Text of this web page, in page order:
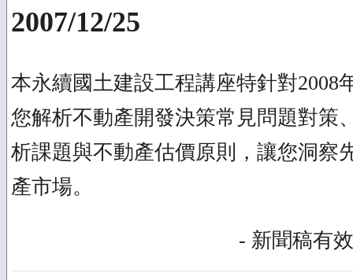
2007/12/25
本永續國土建設工程講座特針對2008
您解析不動產開發決策常見問題對策
析課題與不動產估價原則，讓您洞察
產市場。
- 新聞稿有